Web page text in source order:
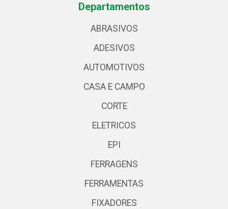
Departamentos
ABRASIVOS
ADESIVOS
AUTOMOTIVOS
CASA E CAMPO
CORTE
ELETRICOS
EPI
FERRAGENS
FERRAMENTAS
FIXADORES